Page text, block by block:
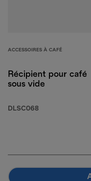
ACCESSOIRES À CAFÉ
Récipient pour café
sous vide
DLSC068